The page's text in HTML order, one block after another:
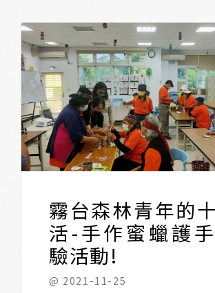
霧台森林青年的
活-手作蜜蠟護
驗活動!
@ 2021-11-25